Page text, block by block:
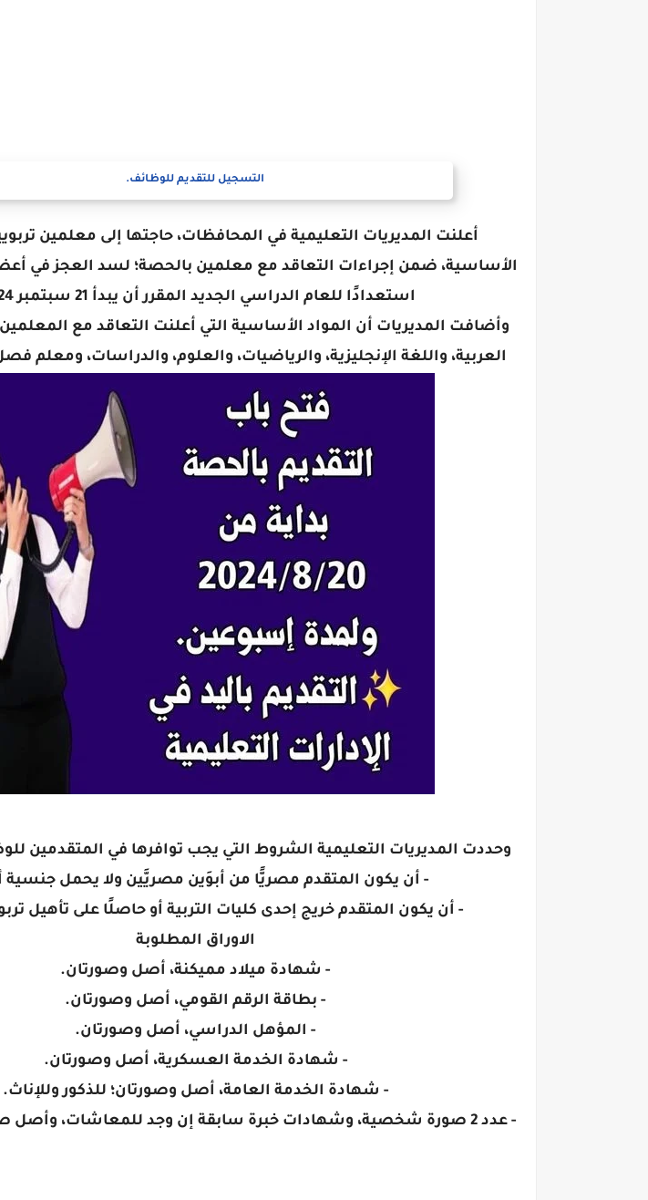
التسجيل للتقديم للوظائف.
أعلنت المديريات التعليمية في المحافظات، حاجتها إلى معلمين
الأساسية، ضمن إجراءات التعاقد مع معلمين بالحصة؛ لسد العجز في
استعدادًا للعام الدراسي الجديد المقرر أن يبدأ 21 سبتمبر 2024.
وأضافت المديريات أن المواد الأساسية التي أعلنت التعاقد مع
العربية، واللغة الإنجليزية، والرياضيات، والعلوم، والدراسات، ومعلم
وحددت المديريات التعليمية الشروط التي يجب توافرها في المتقدمين
- أن يكون المتقدم مصريًّا من أبوَين مصريَّين ولا يحمل جنسية
- أن يكون المتقدم خريج إحدى كليات التربية أو حاصلًا على تأهيل
الاوراق المطلوبة
- شهادة ميلاد مميكنة، أصل وصورتان.
- بطاقة الرقم القومي، أصل وصورتان.
- المؤهل الدراسي، أصل وصورتان.
- شهادة الخدمة العسكرية، أصل وصورتان.
- شهادة الخدمة العامة، أصل وصورتان؛ للذكور وللإناث.
- عدد 2 صورة شخصية، وشهادات خبرة سابقة إن وجد للمعاشات، وأصل صحيفة حالة جنائية.